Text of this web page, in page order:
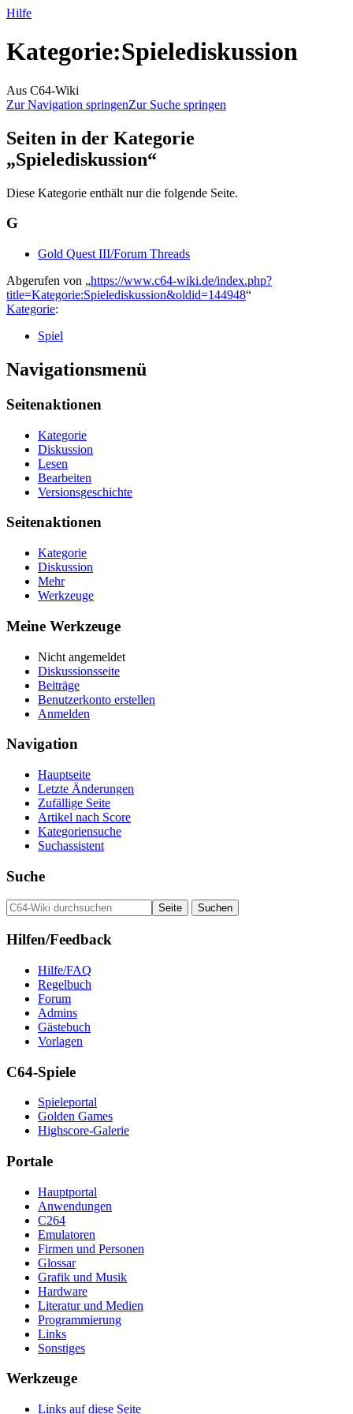
Hilfe
Kategorie:Spielediskussion
Aus C64-Wiki
Zur Navigation springenZur Suche springen
Seiten in der Kategorie
„Spielediskussion“
Diese Kategorie enthält nur die folgende Seite.
G
Gold Quest III/Forum Threads
Abgerufen von „https://www.c64-wiki.de/index.php?
title=Kategorie:Spielediskussion&oldid=144948“
Kategorie:
Spiel
Navigationsmenü
Seitenaktionen
Kategorie
Diskussion
Lesen
Bearbeiten
Versionsgeschichte
Seitenaktionen
Kategorie
Diskussion
Mehr
Werkzeuge
Meine Werkzeuge
Nicht angemeldet
Diskussionsseite
Beiträge
Benutzerkonto erstellen
Anmelden
Navigation
Hauptseite
Letzte Änderungen
Zufällige Seite
Artikel nach Score
Kategoriensuche
Suchassistent
Suche
Hilfen/Feedback
Hilfe/FAQ
Regelbuch
Forum
Admins
Gästebuch
Vorlagen
C64-Spiele
Spieleportal
Golden Games
Highscore-Galerie
Portale
Hauptportal
Anwendungen
C264
Emulatoren
Firmen und Personen
Glossar
Grafik und Musik
Hardware
Literatur und Medien
Programmierung
Links
Sonstiges
Werkzeuge
Links auf diese Seite